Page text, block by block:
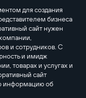
для создания
бизнеса
сайт нужен
и сотрудников. С
и имидж
товарах и услугах и
сайт
информацию об